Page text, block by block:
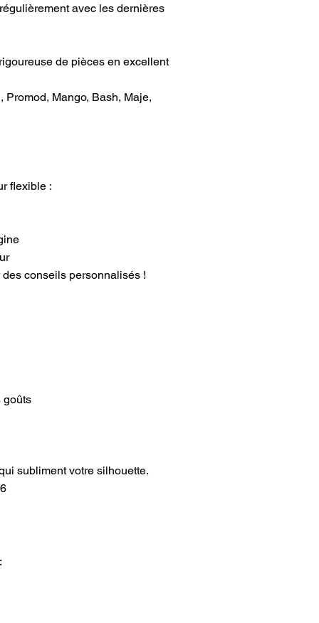
avec les dernières
de pièces en excellent
Mango, Bash, Maje,
flexible :
conseils personnalisés !
goûts
subliment votre silhouette.